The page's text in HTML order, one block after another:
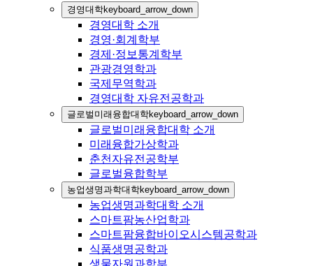
경영대학keyboard_arrow_down
경영대학 소개
경영·회계학부
경제·정보통계학부
관광경영학과
국제무역학과
경영대학 자유전공학과
글로벌미래융합대학keyboard_arrow_down
글로벌미래융합대학 소개
미래융합가상학과
춘천자유전공학부
글로벌융합학부
농업생명과학대학keyboard_arrow_down
농업생명과학대학 소개
스마트팜농산업학과
스마트팜융합바이오시스템공학과
식품생명공학과
생물자원과학부